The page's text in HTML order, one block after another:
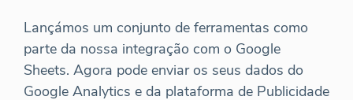
Lançámos um conjunto de ferramentas como
parte da nossa integração com o Google
Sheets. Agora pode enviar os seus dados do
Google Analytics e da plataforma de Publicidade